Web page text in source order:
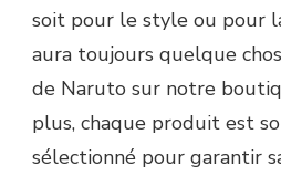
soit pour le style ou pour
aura toujours quelque
de Naruto sur notre
plus, chaque produit est
sélectionné pour garantir